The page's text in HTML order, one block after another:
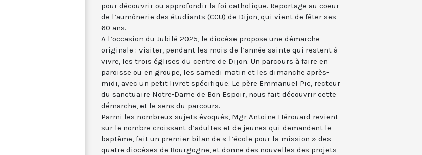
pour découvrir ou approfondir la foi catholique. Reportage au coeur
de l’aumônerie des étudiants (CCU) de Dijon, qui vient de fêter ses
60 ans.
A l’occasion du Jubilé 2025, le diocèse propose une démarche
originale : visiter, pendant les mois de l’année sainte qui restent à
vivre, les trois églises du centre de Dijon. Un parcours à faire en
paroisse ou en groupe, les samedi matin et les dimanche après-
midi, avec un petit livret spécifique. Le père Emmanuel Pic, recteur
du sanctuaire Notre-Dame de Bon Espoir, nous fait découvrir cette
démarche, et le sens du parcours.
Parmi les nombreux sujets évoqués, Mgr Antoine Hérouard revient
sur le nombre croissant d’adultes et de jeunes qui demandent le
baptême, fait un premier bilan de « l’école pour la mission » des
quatre diocèses de Bourgogne, et donne des nouvelles des projets